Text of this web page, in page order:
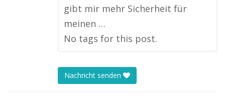
gibt mir mehr Sicherheit für
meinen …
No tags for this post.
Nachricht senden